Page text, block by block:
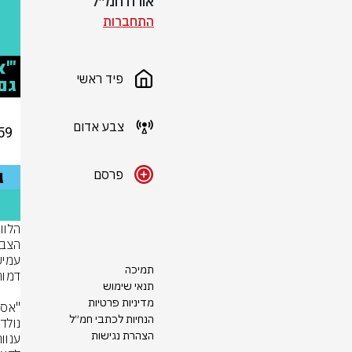
התחברות
פיד ראשי
צבע אדום
פרסם
תמיכה
תנאי שימוש
מדיניות פרטיות
הנחיות לכתבי חמ״ל
הצהרת נגישות